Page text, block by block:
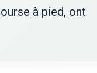
à pied, ont